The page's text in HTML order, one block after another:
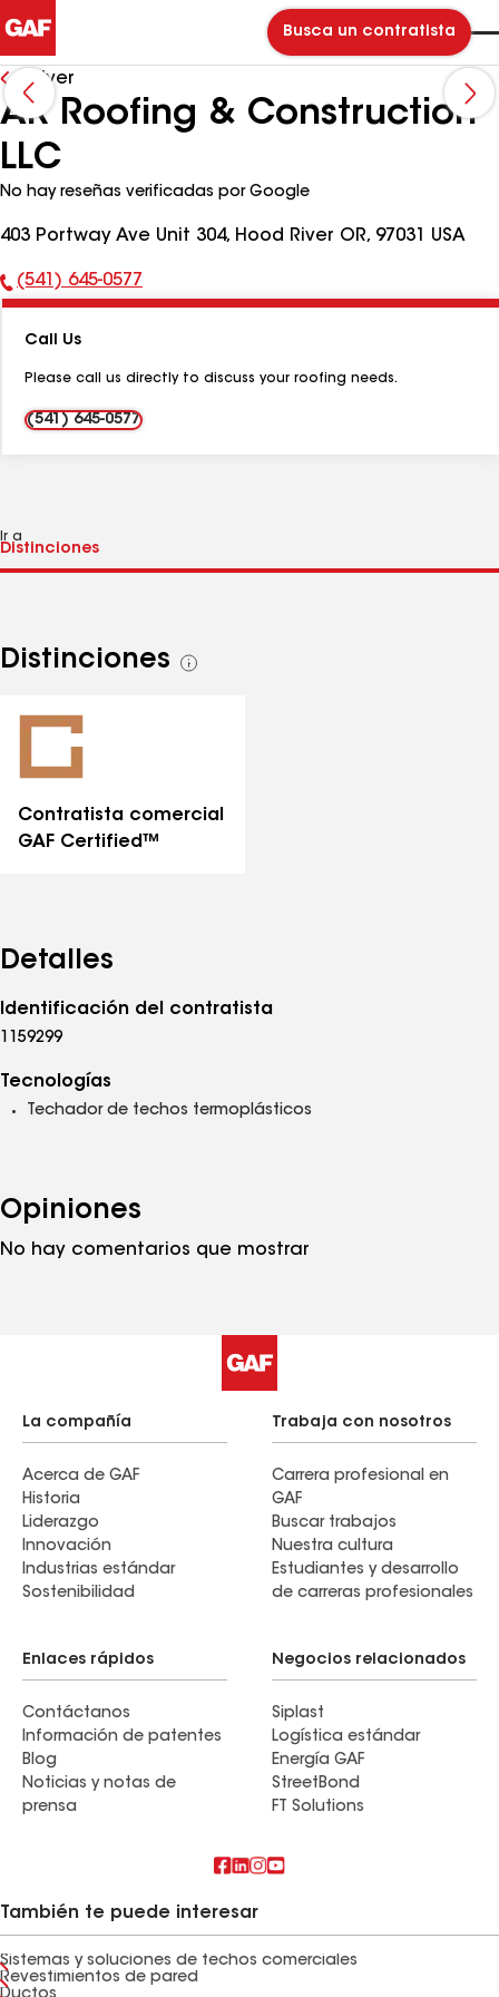
Busca un contratista
Volver
AR Roofing & Construction
LLC
No hay reseñas verificadas por Google
403 Portway Ave Unit 304, Hood River OR, 97031 USA
Número
teléfono:
(541) 645-0577
Call Us
Please call us directly to discuss your roofing needs.
(541) 645-0577
Ir a
Distinciones
Ver
Contratista comercial
GAF Certified™
Detalles
Identificación del contratista
1159299
Tecnologías
Techador de techos termoplásticos
Opiniones
No hay comentarios que mostrar
La compañía
Acerca de GAF
Historia
Liderazgo
Innovación
Industrias estándar
Sostenibilidad
Trabaja con nosotros
Carrera profesional en
GAF
Buscar trabajos
Nuestra cultura
Estudiantes y desarrollo
de carreras profesionales
Enlaces rápidos
Contáctanos
Información de patentes
Blog
Noticias y notas de
prensa
Negocios relacionados
Siplast
Logística estándar
Energía GAF
StreetBond
FT Solutions
También te puede interesar
Sistemas y soluciones de techos comerciales
Revestimientos de pared